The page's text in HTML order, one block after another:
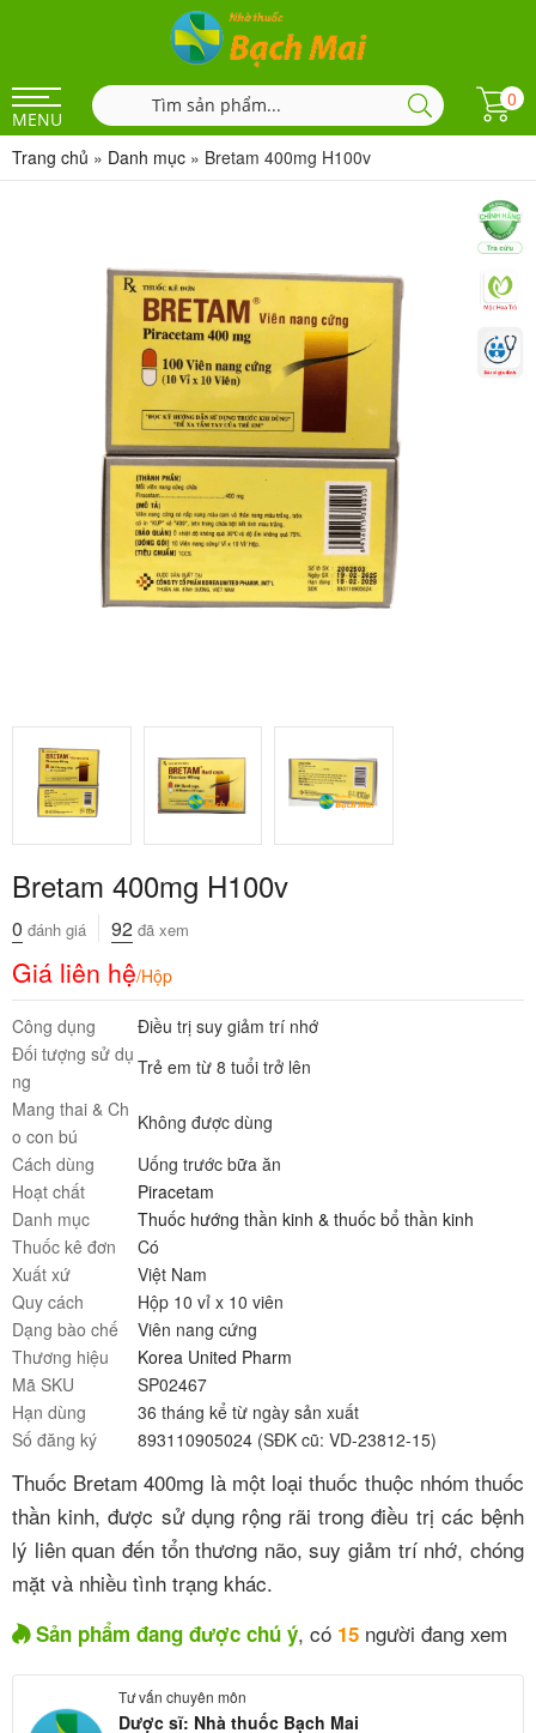
MENU
0
Trang chủ » Danh mục » Bretam 400mg H100v
Bretam 400mg H100v
0 đánh giá 92 đã xem
Giá liên hệ/Hộp
Công dụng
Điều trị suy giảm trí nhớ
Đối tượng sử dụ
ng
Trẻ em từ 8 tuổi trở lên
Mang thai & Ch
o con bú
Không được dùng
Cách dùng
Uống trước bữa ăn
Hoạt chất
Piracetam
Danh mục
Thuốc hướng thần kinh & thuốc bổ thần kinh
Thuốc kê đơn
Có
Xuất xứ
Việt Nam
Quy cách
Hộp 10 vỉ x 10 viên
Dạng bào chế
Viên nang cứng
Thương hiệu
Korea United Pharm
Mã SKU
SP02467
Hạn dùng
36 tháng kể từ ngày sản xuất
Số đăng ký
893110905024 (SĐK cũ: VD-23812-15)
Thuốc Bretam 400mg là một loại thuốc thuộc nhóm thuốc
thần kinh, được sử dụng rộng rãi trong điều trị các bệnh
lý liên quan đến tổn thương não, suy giảm trí nhớ, chóng
mặt và nhiều tình trạng khác.
Sản phẩm đang được chú ý, có 15 người đang xem
Tư vấn chuyên môn
Dược sĩ: Nhà thuốc Bạch Mai